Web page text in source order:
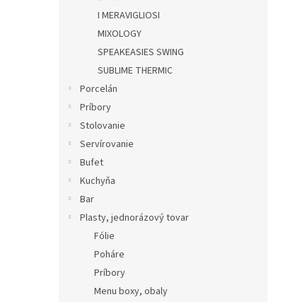
I MERAVIGLIOSI
MIXOLOGY
SPEAKEASIES SWING
SUBLIME THERMIC
Porcelán
Príbory
Stolovanie
Servírovanie
Bufet
Kuchyňa
Bar
Plasty, jednorázový tovar
Fólie
Poháre
Príbory
Menu boxy, obaly